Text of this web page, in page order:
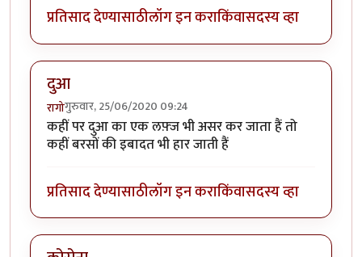
प्रतिसाद देण्यासाठीलॉग इन कराकिंवासदस्य व्हा
दुआ
रागोगुरुवार, 25/06/2020 09:24
कहीं पर दुआ का एक लफ़्ज भी असर कर जाता हैं तो
कहीं बरसों की इबादत भी हार जाती हैं
प्रतिसाद देण्यासाठीलॉग इन कराकिंवासदस्य व्हा